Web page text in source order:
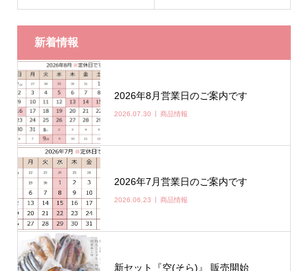
新着情報
2026年8月営業日のご案内です
2026.07.30 商品情報
2026年7月営業日のご案内です
2026.06.23 商品情報
新セット『空(そら)』 販売開始